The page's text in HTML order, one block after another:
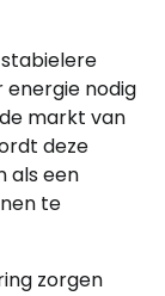
energie nodig
markt van
deze
als een
te
zorgen